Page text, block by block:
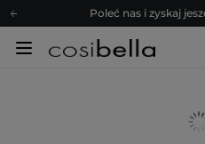
Poleć nas i zyskaj
Zapisz się na
Poleć nas i zyskaj